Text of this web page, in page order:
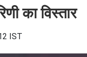
का विस्तार
IST